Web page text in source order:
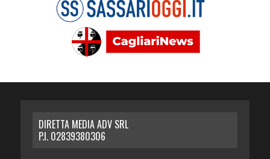
DIRETTA MEDIA ADV SRL
P.I. 02839380306